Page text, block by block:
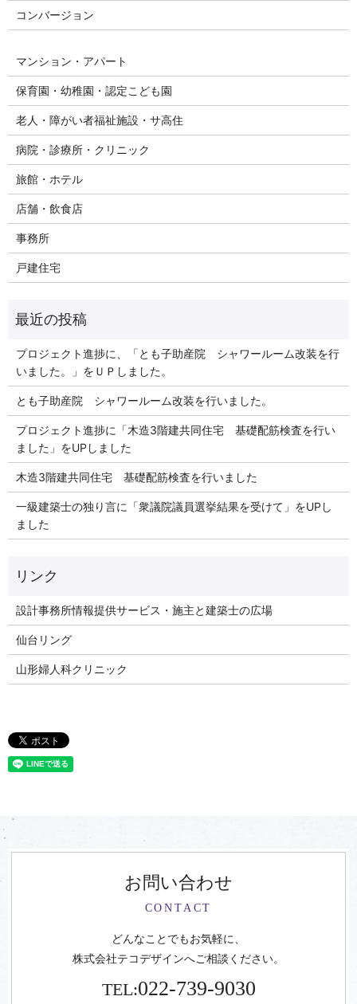
コンバージョン
マンション・アパート
保育園・幼稚園・認定こども園
老人・障がい者福祉施設・サ高住
病院・診療所・クリニック
旅館・ホテル
店舗・飲食店
事務所
戸建住宅
プロジェクト進捗に、「とも子助産院 シャワールーム改装を行
いました。」をＵＰしました。
とも子助産院 シャワールーム改装を行いました。
プロジェクト進捗に「木造3階建共同住宅 基礎配筋検査を行い
ました」をUPしました
木造3階建共同住宅 基礎配筋検査を行いました
一級建築士の独り言に「衆議院議員選挙結果を受けて」をUPし
ました
リンク
設計事務所情報提供サービス・施主と建築士の広場
仙台リング
山形婦人科クリニック
お問い合わせ
CONTACT
どんなことでもお気軽に、
株式会社テコデザインへご相談ください。
TEL:022-739-9030